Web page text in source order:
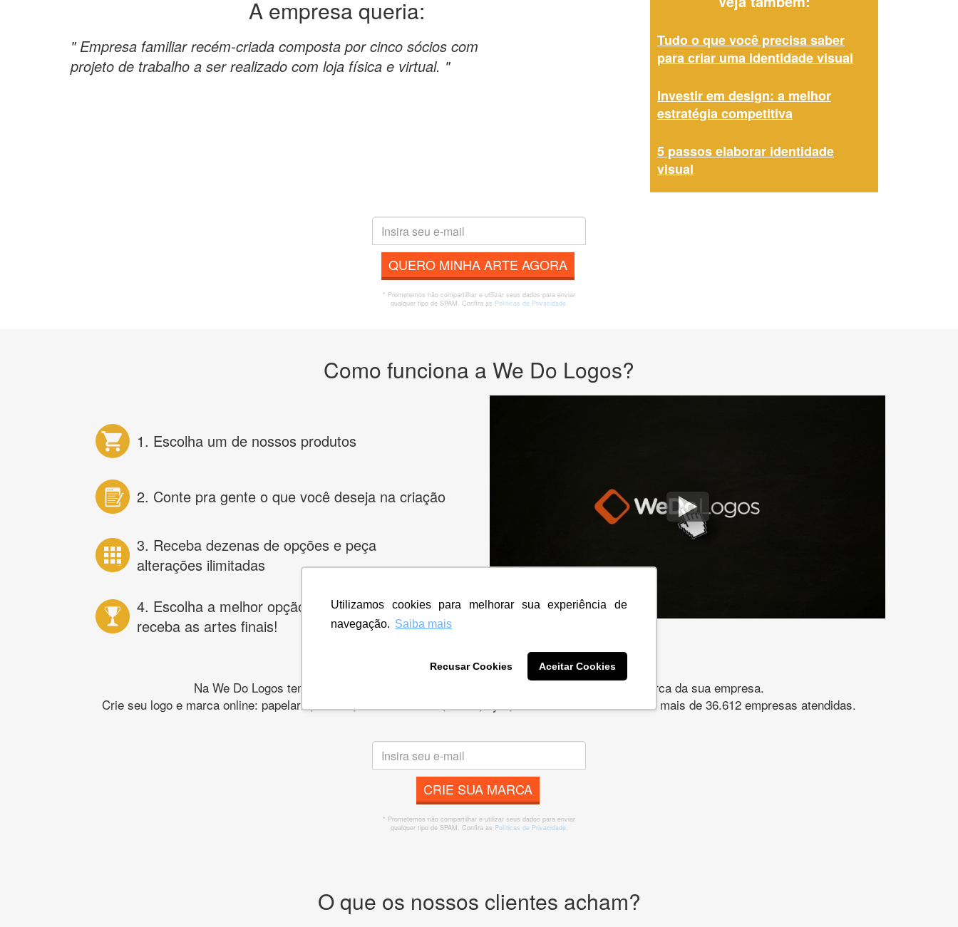
Utilizamos cookies para melhorar sua experiência de
navegação. Saiba mais
Recusar Cookies Aceitar Cookies
A empresa queria:
" Empresa familiar recém-criada composta por cinco sócios com
projeto de trabalho a ser realizado com loja física e virtual. "
Tudo o que você precisa saber
para criar uma identidade visual
Investir em design: a melhor
estratégia competitiva
5 passos elaborar identidade
visual
QUERO MINHA ARTE AGORA
* Prometemos não compartilhar e utilizar seus dados para enviar
qualquer tipo de SPAM. Confira as Políticas de Privacidade.
Como funciona a We Do Logos?
1. Escolha um de nossos produtos
2. Conte pra gente o que você deseja na criação
3. Receba dezenas de opções e peça
alterações ilimitadas
4. Escolha a melhor opção e
receba as artes finais!
Na We Do Logos temos os melhores designers de logotipos online para criar a logomarca da sua empresa.
Crie seu logo e marca online: papelaria, banner, cartão de visita, folder, flyer, website e muito mais. São mais de 36.612 empresas atendidas.
CRIE SUA MARCA
* Prometemos não compartilhar e utilizar seus dados para enviar
qualquer tipo de SPAM. Confira as Políticas de Privacidade.
O que os nossos clientes acham?